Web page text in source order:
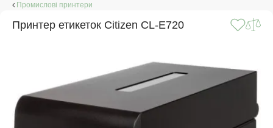
Промислові принтери
Принтер етикеток Citizen CL-E720